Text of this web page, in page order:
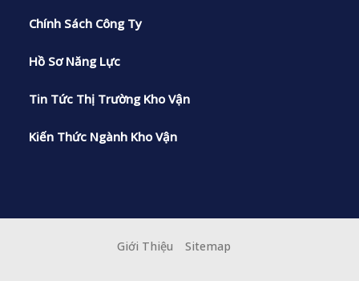
Chính Sách Công Ty
Hồ Sơ Năng Lực
Tin Tức Thị Trường Kho Vận
Kiến Thức Ngành Kho Vận
Giới Thiệu Sitemap